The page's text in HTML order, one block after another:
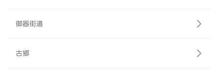
御器街道
古郷